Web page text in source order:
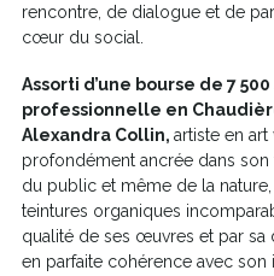
rencontre, de dialogue et de
cœur du social.
Assorti d’une bourse de 7
professionnelle en
Alexandra Collin, artiste en art
profondément ancrée dans
du public et même de la
teintures organiques
qualité de ses œuvres et par sa
en parfaite cohérence avec son